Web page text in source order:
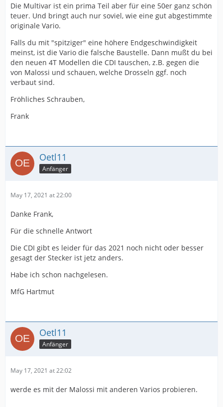
Die Multivar ist ein prima Teil aber für eine 50er ganz schön
teuer. Und bringt auch nur soviel, wie eine gut abgestimmte
originale Vario.
Falls du mit "spitziger" eine höhere Endgeschwindigkeit
meinst, ist die Vario die falsche Baustelle. Dann mußt du bei
den neuen 4T Modellen die CDI tauschen, z.B. gegen die
von Malossi und schauen, welche Drosseln ggf. noch
verbaut sind.
Fröhliches Schrauben,
Frank
Oetl11
Anfänger
May 17, 2021 at 22:00
Danke Frank,
Für die schnelle Antwort
Die CDI gibt es leider für das 2021 noch nicht oder besser
gesagt der Stecker ist jetz anders.
Habe ich schon nachgelesen.
MfG Hartmut
Oetl11
Anfänger
May 17, 2021 at 22:02
werde es mit der Malossi mit anderen Varios probieren.